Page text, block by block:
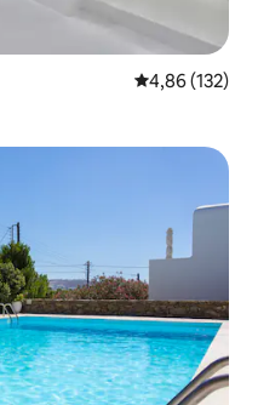
Gemiddelde
4,86 (132)